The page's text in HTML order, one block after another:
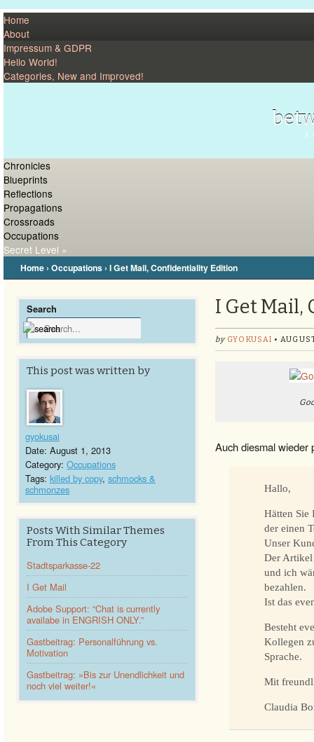
Home
About
Impressum & GDPR
Hello World!
Categories, New and Improved!
A
Chronicles
Blueprints
Reflections
Propagations
Crossroads
Occupations
Secret Level »
Home › Occupations › I Get Mail, Confidentiality Edition
Search
This post was written by
gyokusai
Date: August 1, 2013
Category: Occupations
Tags: killed by copy, schmocks &
schmonzes
Posts With Similar Themes
From This Category
Stadtsparkasse-22
I Get Mail
Adobe Support: “Chat is currently
availabe in ENGRISH ONLY.”
Gastbeitrag: Personalführung vs.
Motivation
Gastbeitrag: »Bis zur Unendlichkeit und
noch viel weiter!«
I Get
by GYOKUSAI •
Auch diesmal wieder
Hallo,
Hätten Sie
der einen
Unser
Der Artikel
und ich
bezahlen.
Ist das
Besteht
Kollegen
Sprache.
Mit
Claudia